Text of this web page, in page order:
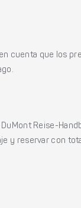
cuenta que los
Reise-
y reservar con